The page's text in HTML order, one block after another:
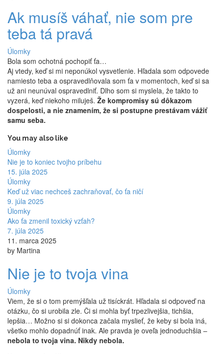
Ak musíš váhať, nie som pre
teba tá pravá
Úlomky
Bola som ochotná pochopiť ťa…
Aj vtedy, keď si mi neponúkol vysvetlenie. Hľadala som odpovede
namiesto teba a ospravedlňovala som ťa v momentoch, keď si sa
už ani neunúval ospravedlniť. Dlho som si myslela, že takto to
vyzerá, keď niekoho miluješ. Že kompromisy sú dôkazom
dospelosti, a nie znamením, že si postupne prestávam vážiť
samu seba.
You may also like
Úlomky
Nie je to koniec tvojho príbehu
15. júla 2025
Úlomky
Keď už viac nechceš zachraňovať, čo ťa ničí
9. júla 2025
Úlomky
Ako ťa zmenil toxický vzťah?
7. júla 2025
11. marca 2025
by Martina
Nie je to tvoja vina
Úlomky
Viem, že si o tom premýšľala už tisíckrát. Hľadala si odpoveď na
otázku, čo si urobila zle. Či si mohla byť trpezlivejšia, tichšia,
lepšia… Možno si si dokonca začala myslieť, že keby si bola iná,
všetko mohlo dopadnúť inak. Ale pravda je oveľa jednoduchšia –
nebola to tvoja vina. Nikdy nebola.